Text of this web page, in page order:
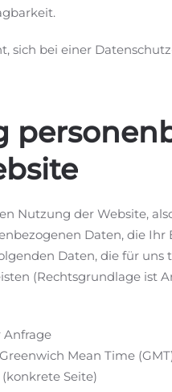
sich bei einer
Nutzung der Website,
Daten, die
Daten, die für
(Rechtsgrundlage ist
Mean Time
Seite)